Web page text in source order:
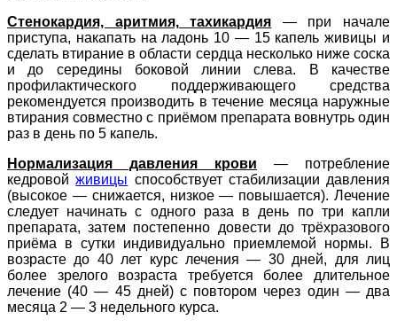
Стенокардия, аритмия, тахикардия
— при начале
приступа, накапать на ладонь 10 — 15 капель живицы и
сделать втирание в области сердца несколько ниже соска
и до середины боковой линии слева. В качестве
профилактического поддерживающего средства
рекомендуется производить в течение месяца наружные
втирания совместно с приёмом препарата вовнутрь один
раз в день по 5 капель.
Нормализация давления крови — потребление
кедровойживицы способствует стабилизации давления
(высокое — снижается, низкое — повышается). Лечение
следует начинать с одного раза в день по три капли
препарата, затем постепенно довести до трёхразового
приёма в сутки индивидуально приемлемой нормы. В
возрасте до 40 лет курс лечения — 30 дней, для лиц
более зрелого возраста требуется более длительное
лечение (40 — 45 дней) с повтором через один — два
месяца 2 — 3 недельного курса.